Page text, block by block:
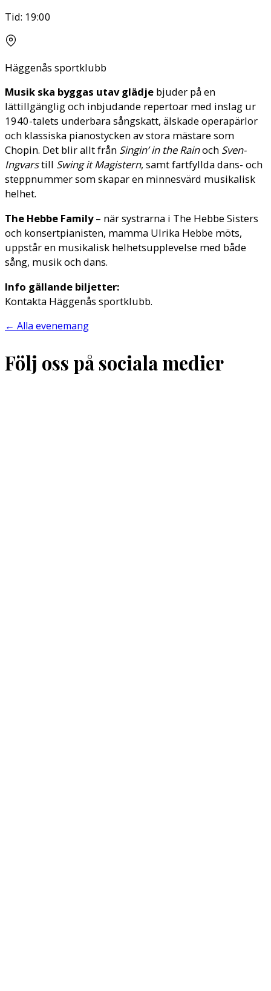
Tid: 19:00
Häggenås sportklubb
Musik ska byggas utav glädje bjuder på en
lättillgänglig och inbjudande repertoar med inslag ur
1940-talets underbara sångskatt, älskade operapärlor
och klassiska pianostycken av stora mästare som
Chopin. Det blir allt från Singin’ in the Rainoch Sven-
Ingvarstill Swing it Magistern, samt fartfyllda dans- och
steppnummer som skapar en minnesvärd musikalisk
helhet.
The Hebbe Family– när systrarna i The Hebbe Sisters
och konsertpianisten, mamma Ulrika Hebbe möts,
uppstår en musikalisk helhetsupplevelse med både
sång, musik och dans.
Info gällande biljetter:
Kontakta Häggenås sportklubb.
← Alla evenemang
Följ oss på sociala medier